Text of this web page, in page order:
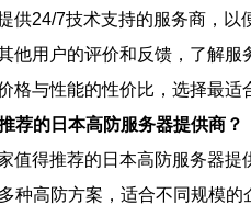
供24/7技术支持的服务商，以
他用户的评价和反馈，了解服
格与性能的性价比，选择最适
荐的日本高防服务器提供商？
值得推荐的日本高防服务器提
种高防方案，适合不同规模